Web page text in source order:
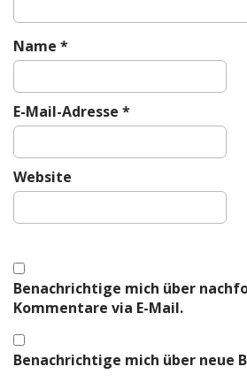
n
Name *
E-Mail-Adresse *
Website
Benachrichtige mich über
Kommentare via E-Mail.
Benachrichtige mich über neue